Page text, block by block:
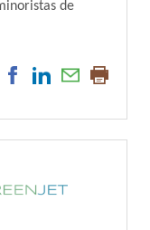
de